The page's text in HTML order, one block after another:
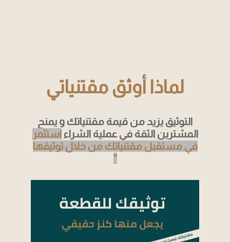
لماذا أوثق مقتنياتي
التوثيق يزيد من قيمة مقتنياتك و يمنح
المشترين الثقة في عملية الشراء استثمر
في مستقبل مقتنياتك من خلال توثيقها
“